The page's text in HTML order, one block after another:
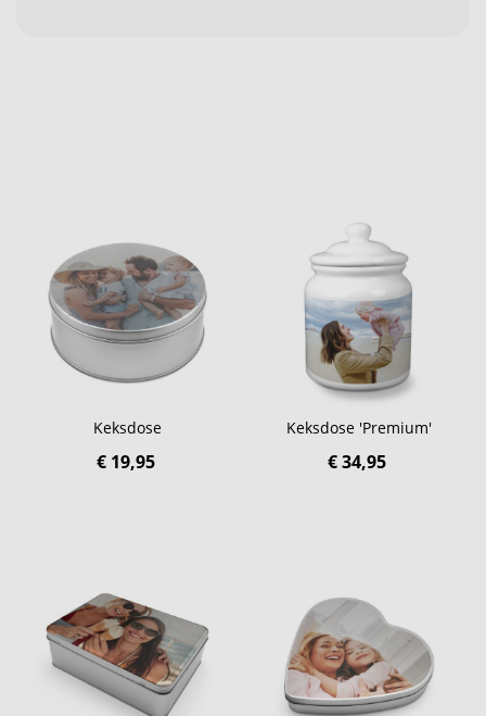
Keksdose
€ 19,95
Keksdose 'Premium'
€ 34,95